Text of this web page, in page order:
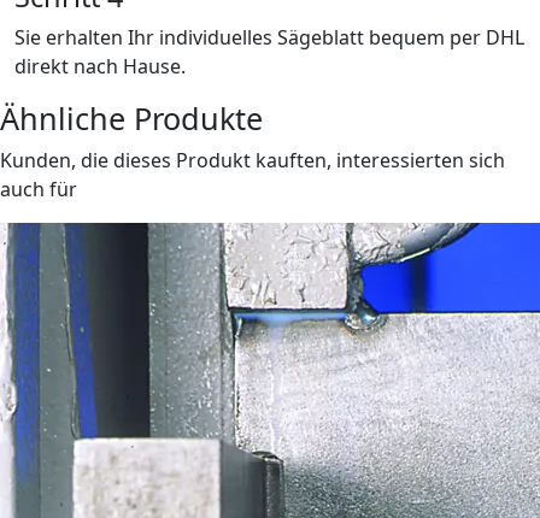
Sie erhalten Ihr individuelles Sägeblatt bequem per DHL
direkt nach Hause.
Ähnliche Produkte
Kunden, die dieses Produkt kauften, interessierten sich
auch für